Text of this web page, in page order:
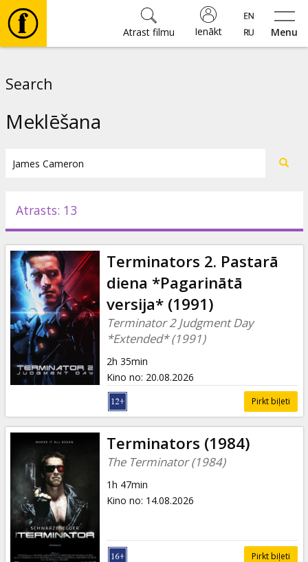
Menu
Ienākt
Atrast filmu
Pasākumi
Ziņas
Dāvanu
kartes
Uzkodas
Kino
Klubs
Search
Meklēšana
Atrasts: 13
Terminators 2. Pastarā
diena *Pagarinātā
versija* (1991)
Terminator 2 Judgment Day
*Extended* (1991)
2h 35min
Kino no: 20.08.2026
Pirkt biļeti
Terminators (1984)
The Terminator (1984)
1h 47min
Kino no: 14.08.2026
Pirkt biļeti